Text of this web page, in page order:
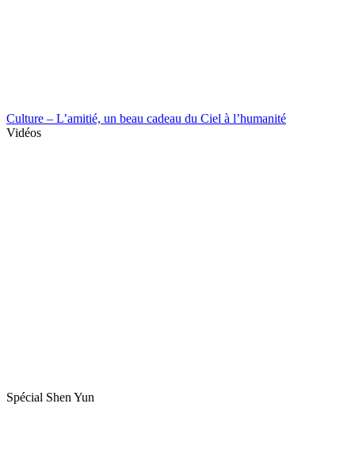
Culture – L’amitié, un beau cadeau du Ciel à l’humanité
Vidéos
Spécial Shen Yun